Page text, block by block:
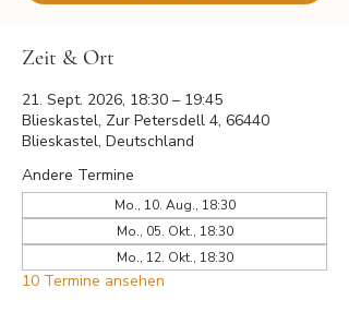
Zeit & Ort
21. Sept. 2026, 18:30 – 19:45
Blieskastel, Zur Petersdell 4, 66440
Blieskastel, Deutschland
Andere Termine
Mo., 10. Aug., 18:30
Mo., 05. Okt., 18:30
Mo., 12. Okt., 18:30
10 Termine ansehen